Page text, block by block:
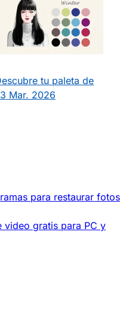
tu paleta de
Mar. 2026
para restaurar fotos
video gratis para PC y